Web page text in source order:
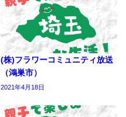
(株)フラワーコミュニティ放送
（鴻巣市）
2021年4月18日